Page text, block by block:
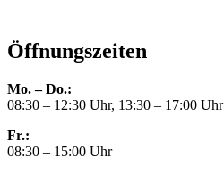
Öffnungszeiten
Mo. – Do.:
08:30 – 12:30 Uhr, 13:30 – 17:00 Uhr
Fr.:
08:30 – 15:00 Uhr